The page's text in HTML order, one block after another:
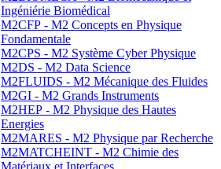
Ingéniérie Biomédical
M2CFP - M2 Concepts en Physique
Fondamentale
M2CPS - M2 Système Cyber Physique
M2DS - M2 Data Science
M2FLUIDS - M2 Mécanique des Fluides
M2GI - M2 Grands Instruments
M2HEP - M2 Physique des Hautes
Energies
M2MARES - M2 Physique par Recherche
M2MATCHEINT - M2 Chimie des
Matériaux et Interfaces